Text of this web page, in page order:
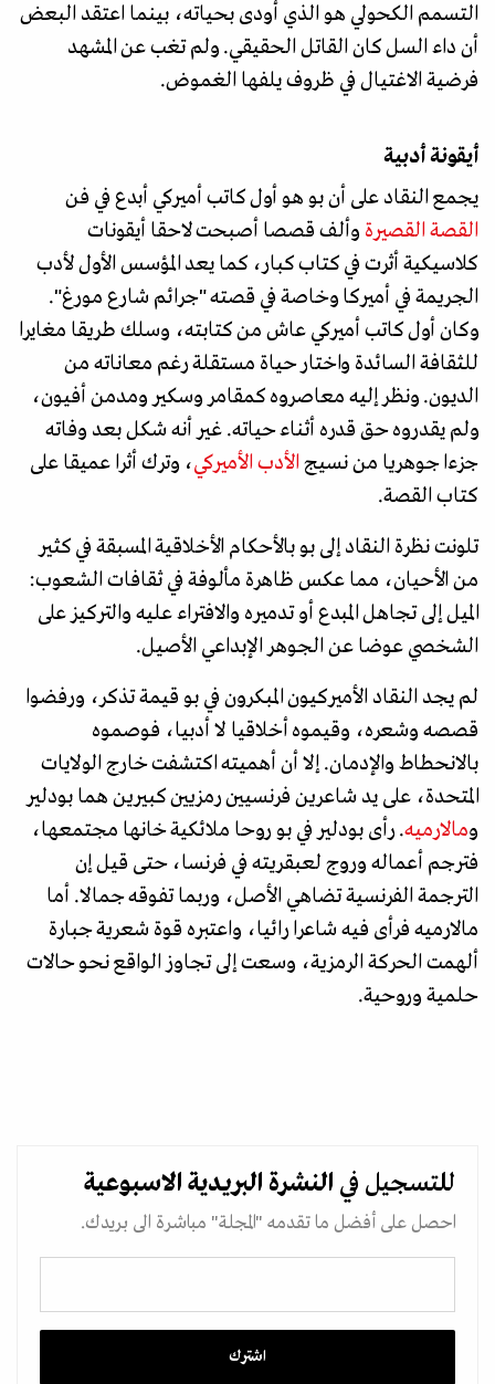
التسمم الكحولي هو الذي أودى بحياته، بينما اعتقد البعض
أن داء السل كان القاتل الحقيقي. ولم تغب عن المشهد
فرضية الاغتيال في ظروف يلفها الغموض.
أيقونة أدبية
يجمع النقاد على أن بو هو أول كاتب أميركي أبدع في فن
القصة القصيرة وألف قصصا أصبحت لاحقا أيقونات
كلاسيكية أثرت في كتاب كبار، كما يعد المؤسس الأول لأدب
الجريمة في أميركا وخاصة في قصته "جرائم شارع مورغ".
وكان أول كاتب أميركي عاش من كتابته، وسلك طريقا مغايرا
للثقافة السائدة واختار حياة مستقلة رغم معاناته من
الديون. ونظر إليه معاصروه كمقامر وسكير ومدمن أفيون،
ولم يقدروه حق قدره أثناء حياته. غير أنه شكل بعد وفاته
جزءا جوهريا من نسيج الأدب الأميركي، وترك أثرا عميقا على
كتاب القصة.
تلونت نظرة النقاد إلى بو بالأحكام الأخلاقية المسبقة في كثير
من الأحيان، مما عكس ظاهرة مألوفة في ثقافات الشعوب:
الميل إلى تجاهل المبدع أو تدميره والافتراء عليه والتركيز على
الشخصي عوضا عن الجوهر الإبداعي الأصيل.
لم يجد النقاد الأميركيون المبكرون في بو قيمة تذكر، ورفضوا
قصصه وشعره، وقيموه أخلاقيا لا أدبيا، فوصموه
بالانحطاط والإدمان. إلا أن أهميته اكتشفت خارج الولايات
المتحدة، على يد شاعرين فرنسيين رمزيين كبيرين هما بودلير
ومالارميه. رأى بودلير في بو روحا ملائكية خانها مجتمعها،
فترجم أعماله وروج لعبقريته في فرنسا، حتى قيل إن
الترجمة الفرنسية تضاهي الأصل، وربما تفوقه جمالا. أما
مالارميه فرأى فيه شاعرا رائيا، واعتبره قوة شعرية جبارة
ألهمت الحركة الرمزية، وسعت إلى تجاوز الواقع نحو حالات
حلمية وروحية.
للتسجيل في النشرة البريدية الاسبوعية
احصل على أفضل ما تقدمه "المجلة" مباشرة الى بريدك.